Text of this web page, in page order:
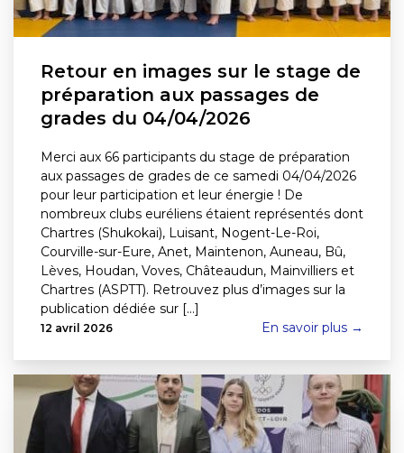
Retour en images sur le stage de
préparation aux passages de
grades du 04/04/2026
Merci aux 66 participants du stage de préparation
aux passages de grades de ce samedi 04/04/2026
pour leur participation et leur énergie ! De
nombreux clubs euréliens étaient représentés dont
Chartres (Shukokai), Luisant, Nogent-Le-Roi,
Courville-sur-Eure, Anet, Maintenon, Auneau, Bû,
Lèves, Houdan, Voves, Châteaudun, Mainvilliers et
Chartres (ASPTT). Retrouvez plus d’images sur la
publication dédiée sur [...]
12 avril 2026 En savoir plus →